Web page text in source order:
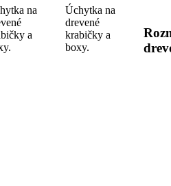
na
a
Úchytka na
drevené
krabičky a
boxy.